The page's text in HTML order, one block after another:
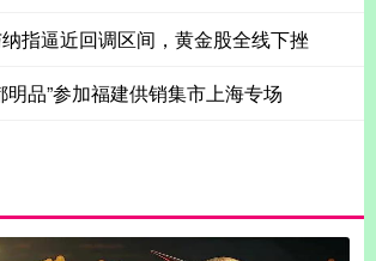
指逼近回调区间，黄金股全线下挫
明品”参加福建供销集市上海专场